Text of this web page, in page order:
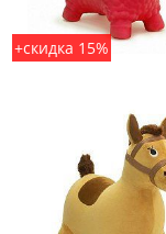
+скидка 15%